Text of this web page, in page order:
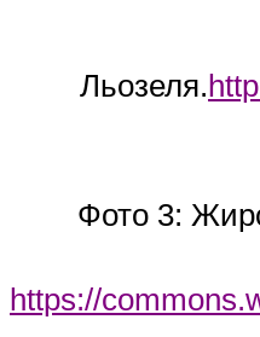
Льозеля.
Фото 3:
https://